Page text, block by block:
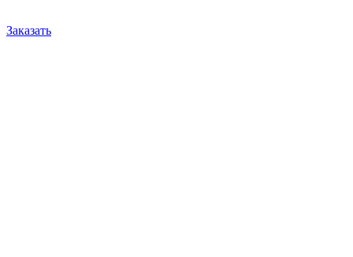
Заказать